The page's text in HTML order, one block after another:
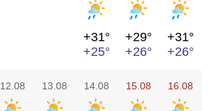
+31°
+25°
+29°
+26°
+31°
+26°
12.08 13.08 14.08 15.08 16.08